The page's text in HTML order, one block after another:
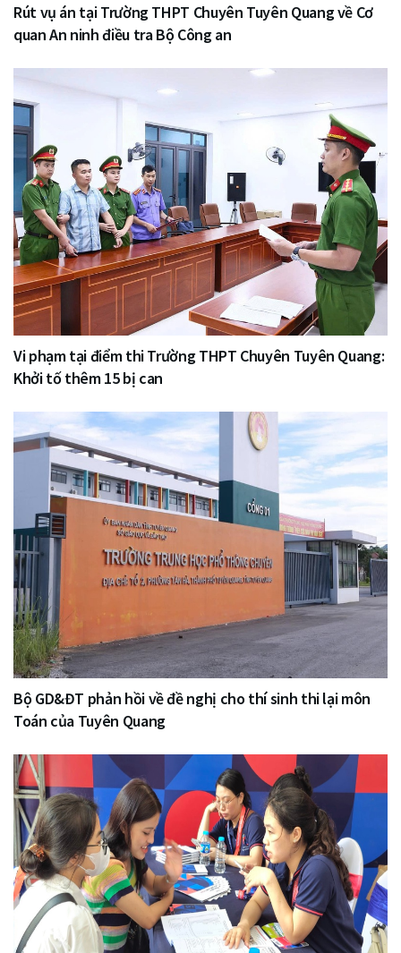
Rút vụ án tại Trường THPT Chuyên Tuyên Quang về Cơ
quan An ninh điều tra Bộ Công an
Vi phạm tại điểm thi Trường THPT Chuyên Tuyên Quang:
Khởi tố thêm 15 bị can
Bộ GD&ĐT phản hồi về đề nghị cho thí sinh thi lại môn
Toán của Tuyên Quang